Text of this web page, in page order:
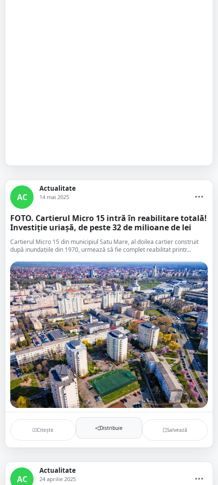
AC
Actualitate
14 mai 2025
FOTO. Cartierul Micro 15 intră în reabilitare totală!
Investiție uriașă, de peste 32 de milioane de lei
Cartierul Micro 15 din municipiul Satu Mare, al doilea cartier construit
după inundațiile din 1970, urmează să fie complet reabilitat printr...
Citește Distribuie Salvează
AC
Actualitate
24 aprilie 2025